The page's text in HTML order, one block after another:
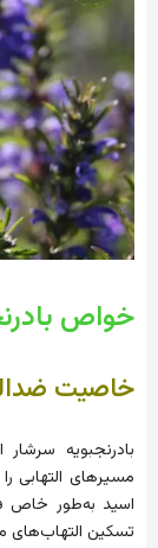
خواص
خاصیت
بادرنجبویه
مسیرهای التهابی
اسید به‌طور خاص
تسکین التهاب‌های